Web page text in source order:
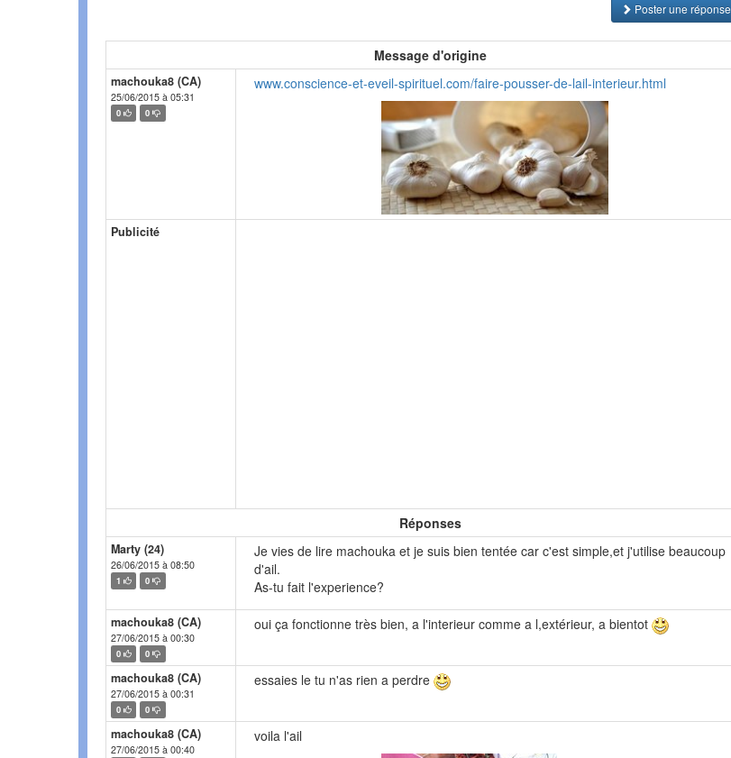
Poster une réponse
Message d'origine
machouka8 (CA)
25/06/2015 à 05:31
0 0
www.conscience-et-eveil-spirituel.com/faire-pousser-de-lail-interieur.html
Publicité
Réponses
Marty (24)
26/06/2015 à 08:50
1 0
Je vies de lire machouka et je suis bien tentée car c'est simple,et j'utilise beaucoup
d'ail.
As-tu fait l'experience?
machouka8 (CA)
27/06/2015 à 00:30
0 0
oui ça fonctionne très bien, a l'interieur comme a l,extérieur, a bientot
machouka8 (CA)
27/06/2015 à 00:31
0 0
essaies le tu n'as rien a perdre
machouka8 (CA)
27/06/2015 à 00:40
voila l'ail